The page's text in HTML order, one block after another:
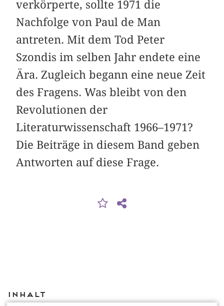
verkörperte, sollte 1971 die
Nachfolge von Paul de Man
antreten. Mit dem Tod Peter
Szondis im selben Jahr endete eine
Ära. Zugleich begann eine neue Zeit
des Fragens. Was bleibt von den
Revolutionen der
Literaturwissenschaft 1966–1971?
Die Beiträge in diesem Band geben
Antworten auf diese Frage.
Inhalt